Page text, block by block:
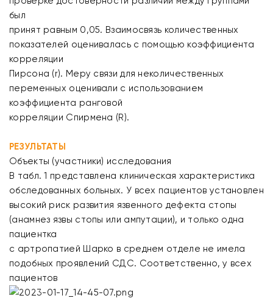
был
принят равным 0,05. Взаимосвязь количественных
показателей оценивалась с помощью коэффициента
корреляции
Пирсона (r). Меру связи для неколичественных
переменных оценивали с использованием
коэффициента ранговой
корреляции Спирмена (R).
РЕЗУЛЬТАТЫ
Объекты (участники) исследования
В табл. 1 представлена клиническая характеристика
обследованных больных. У всех пациентов установлен
высокий риск развития язвенного дефекта стопы
(анамнез язвы стопы или ампутации), и только одна
пациентка
с артропатией Шарко в среднем отделе не имела
подобных проявлений СДС. Соответственно, у всех
пациентов